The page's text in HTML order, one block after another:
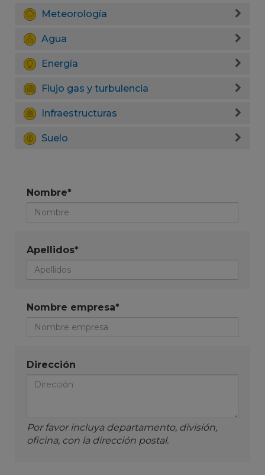
Meteorología
Agua
Energía
Flujo gas y turbulencia
Infraestructuras
Suelo
Nombre*
Apellidos*
Nombre empresa*
Dirección
Por favor incluya departamento, división,
oficina, con la dirección postal.